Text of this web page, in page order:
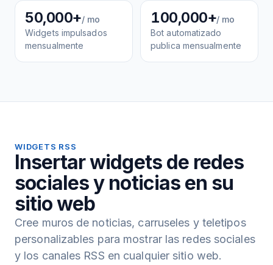
50,000+/ mo
Widgets impulsados
mensualmente
100,000+/ mo
Bot automatizado
publica mensualmente
WIDGETS RSS
Insertar widgets de redes
sociales y noticias en su
sitio web
Cree muros de noticias, carruseles y teletipos
personalizables para mostrar las redes sociales
y los canales RSS en cualquier sitio web.